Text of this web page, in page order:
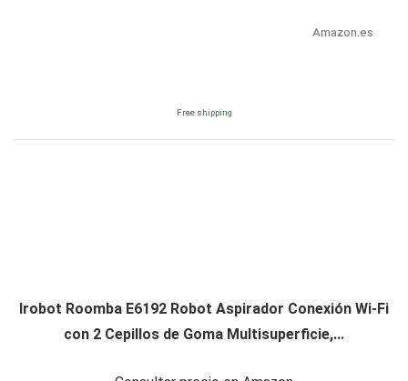
Amazon.es
Free shipping
Irobot Roomba E6192 Robot Aspirador Conexión Wi-Fi
con 2 Cepillos de Goma Multisuperficie,...